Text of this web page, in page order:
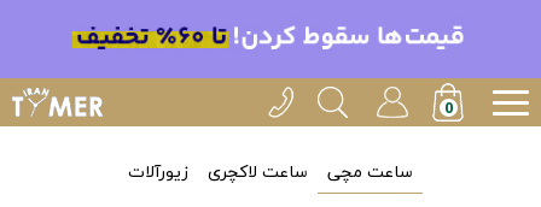
ساعت مچی ساعت لاکچری زیورآلات